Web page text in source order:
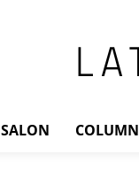
SALON COLUMN